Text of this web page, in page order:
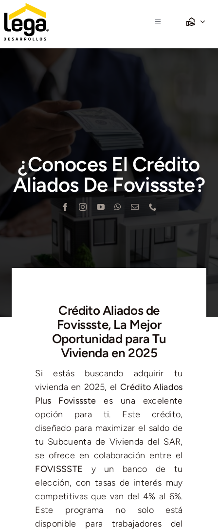
Saltar
contenido
Toggle
Inicio
Nosotros
Propiedades
Crédito
Club Lega
¿Conoces El Crédito
Aliados De Fovissste?
Crédito Aliados de
Fovissste, La Mejor
Oportunidad para Tu
Vivienda en 2025
Si estás buscando adquirir tu
vivienda en 2025, el Crédito Aliados
Plus Fovissste es una excelente
opción para ti. Este crédito,
diseñado para maximizar el saldo de
tu Subcuenta de Vivienda del SAR,
se ofrece en colaboración entre el
FOVISSSTE y un banco de tu
elección, con tasas de interés muy
competitivas que van del 4% al 6%.
Este programa no solo está
disponible para trabajadores del